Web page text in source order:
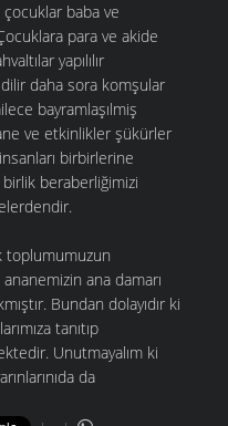
baba ve
para ve akide
yapılılır
daha sora komşular
bayramlaşılmiş
ve etkinlikler şükürler
birbirlerine
birlik beraberliğimizi
toplumumuzun
ana damarı
Bundan dolayıdır ki
tanıtıp
Unutmayalım ki
da